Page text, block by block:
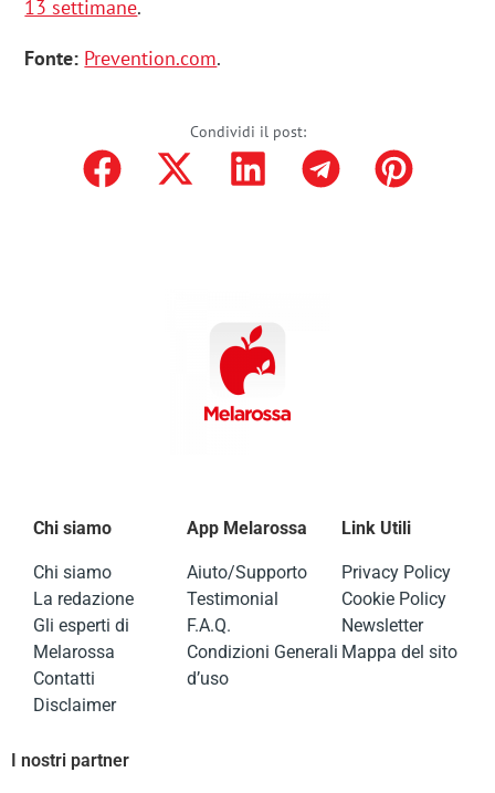
13 settimane.
Fonte: Prevention.com.
Condividi il post:
Chi siamo
Chi siamo
La redazione
Gli esperti di
Melarossa
Contatti
Disclaimer
App Melarossa
Aiuto/Supporto
Testimonial
F.A.Q.
Condizioni Generali
d’uso
Link Utili
Privacy Policy
Cookie Policy
Newsletter
Mappa del sito
I nostri partner